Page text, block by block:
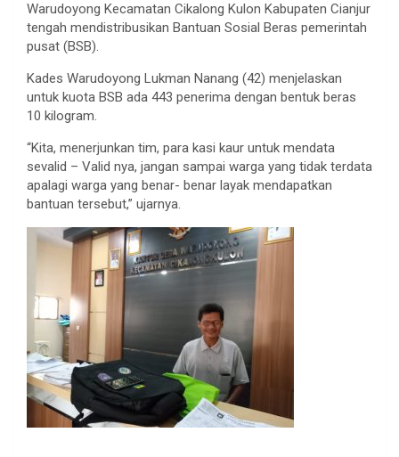
Warudoyong Kecamatan Cikalong Kulon Kabupaten Cianjur
tengah mendistribusikan Bantuan Sosial Beras pemerintah
pusat (BSB).
Kades Warudoyong Lukman Nanang (42) menjelaskan
untuk kuota BSB ada 443 penerima dengan bentuk beras
10 kilogram.
“Kita, menerjunkan tim, para kasi kaur untuk mendata
sevalid – Valid nya, jangan sampai warga yang tidak terdata
apalagi warga yang benar- benar layak mendapatkan
bantuan tersebut,” ujarnya.